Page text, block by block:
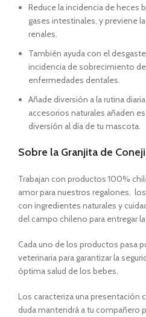
Reduce la incidencia de heces
gases intestinales, y previene
renales.
También ayuda con el
incidencia de sobrecimiento
enfermedades dentales.
Añade diversión a la rutina
accesorios naturales añaden
diversión al día de tu mascota.
Sobre la Granjita de
Trabajan con productos 100%
amor para nuestros regalones,
con ingredientes naturales y
del campo chileno para entregar
Cada uno de los productos pasa
veterinaria para garantizar la
óptima salud de los bebes.
Los caracteriza una presentación
duda mantendrá a tu compañero